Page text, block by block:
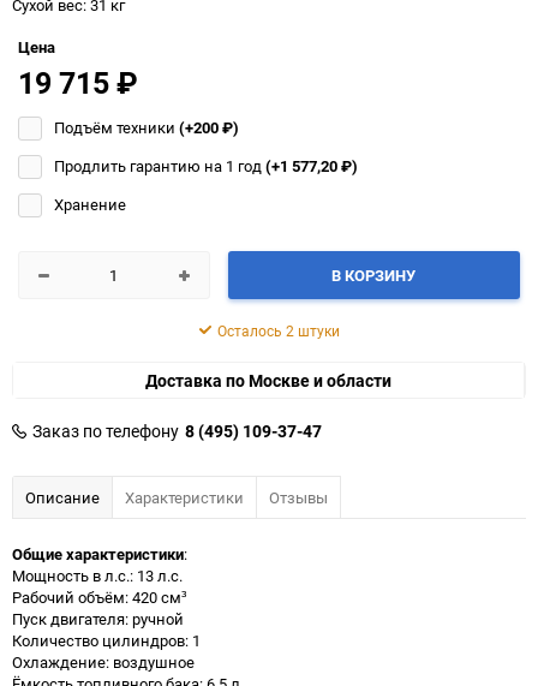
Сухой вес: 31 кг
Цена
19 715₽
Подъём техники (+200₽)
Продлить гарантию на 1 год(+1 577,20₽)
Хранение
В КОРЗИНУ
Осталось 2 штуки
Доставка по Москве и области
Заказ по телефону 8 (495) 109-37-47
Описание Характеристики Отзывы
Общие характеристики:
Мощность в л.с.: 13 л.с.
Рабочий объём: 420 см³
Пуск двигателя: ручной
Количество цилиндров: 1
Охлаждение: воздушное